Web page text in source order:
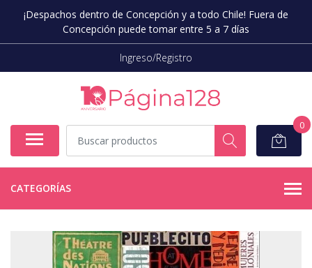
¡Despachos dentro de Concepción y a todo Chile! Fuera de
Concepción puede tomar entre 5 a 7 días
Ingreso/Registro
0
CATEGORÍAS